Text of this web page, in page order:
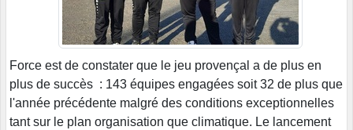
Force est de constater que le jeu provençal a de plus en
plus de succès : 143 équipes engagées soit 32 de plus que
l'année précédente malgré des conditions exceptionnelles
tant sur le plan organisation que climatique. Le lancement